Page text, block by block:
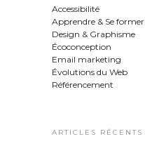
Accessibilité
Apprendre & Se former
Design & Graphisme
Écoconception
Email marketing
Évolutions du Web
Référencement
ARTICLES RÉCENTS